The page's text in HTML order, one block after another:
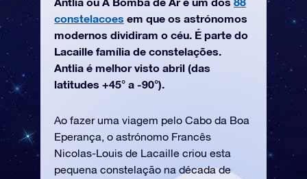
constelacoes em que os astrónomos
modernos dividiram o céu. É parte do
Lacaille família de constelações.
Antlia é melhor visto abril (das
latitudes +45° a -90°).
Ao fazer uma viagem pelo Cabo da Boa
Eperança, o astrónomo Francês
Nicolas-Louis de Lacaille criou esta
pequena constelação na década de